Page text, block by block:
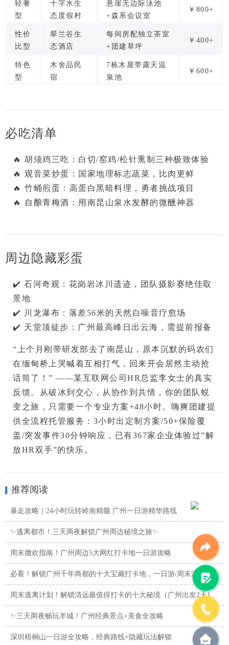
轻奢
型
十字水生
态度假村
悬崖无边际泳池
+森系会议室
￥800+
性价
比型
翠兰谷生
态酒店
每间房配独立茶室
+团建草坪
￥400+
特色
型
木舍品民
宿
7栋木屋带露天温
泉池
￥600+
必吃清单
🔥 胡须鸡三吃 ：白切/窑鸡/松针熏制三种极致体验
🔥 观音菜炒蛋 ：国家地理标志蔬菜，比肉更鲜
🔥 竹蛹煎蛋 ：高蛋白黑暗料理，勇者挑战项目
🔥
自酿青梅酒 ：用南昆山泉水发酵的微醺神器
周边隐藏彩蛋
✔️ 石河奇观 ：花岗岩冰川遗迹，团队摄影赛绝佳取
景地
✔️
川龙瀑布 ：落差56米的天然白噪音疗愈场
✔️ 天堂顶徒步 ：广州最高峰日出云海，需提前报备
“上个月刚带研发部去了南昆山，原本沉默的码农们
在缅甸桥上哭喊着互相打气，回来开会居然主动抢
话筒了！” ——某互联网公司HR总监李女士的真实
反馈。从破冰到交心，从协作到共情，你的团队蜕
变之旅，只需要一个专业方案+48小时。 嗨爽团建提
供全流程托管服务：3小时出定制方案/50+保险覆
盖/突发事件30分钟响应，已有367家企业体验过”解
放HR双手”的快乐。
推荐阅读
暴走攻略｜24小时玩转岭南精髓 广州一日游精华路线
✨逃离都市！三天两夜解锁广州周边秘境之旅✨
周末撒欢指南！广州周边5大网红打卡地一日游攻略
必看！解锁广州千年商都的十大宝藏打卡地，一日游/周末游攻略
周末逃离计划！解锁清远最值得打卡的十大秘境（广州出发2天1夜 ...
✨三天两夜畅玩羊城！广州经典景点+美食全攻略
深圳梧桐山一日游全攻略，经典路线+隐藏玩法解锁